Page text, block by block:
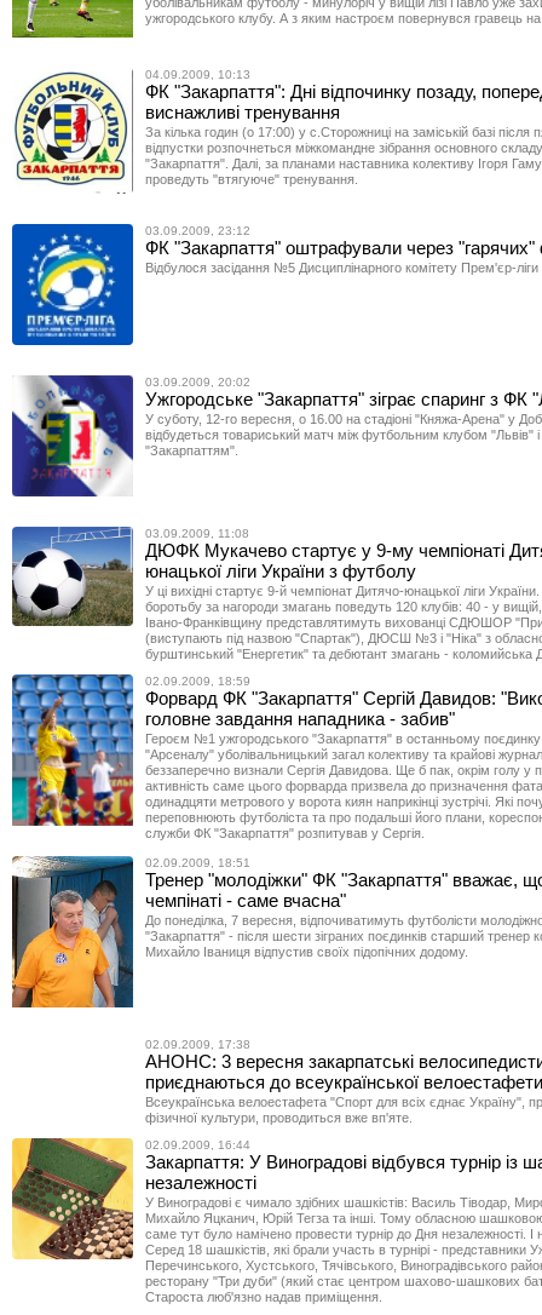
ужгородського клубу. А з яким настроєм повернувся гравець
04.09.2009, 10:13
ФК "Закарпаття": Дні відпочинку позаду,
виснажливі тренування
За кілька годин (о 17:00) у с.Сторожниці на заміській базі після
відпустки розпочнеться міжкомандне зібрання основного
"Закарпаття". Далі, за планами наставника колективу Ігоря
проведуть "втягуюче" тренування.
03.09.2009, 23:12
ФК "Закарпаття" оштрафували через "гарячих"
Відбулося засідання №5 Дисциплінарного комітету Прем'єр-ліги
03.09.2009, 20:02
Ужгородське "Закарпаття" зіграє спаринг з ФК
У суботу, 12-го вересня, о 16.00 на стадіоні "Княжа-Арена" у
відбудеться товариський матч між футбольним клубом "Львів"
"Закарпаттям".
03.09.2009, 11:08
ДЮФК Мукачево стартує у 9-му чемпіонаті
юнацької ліги України з футболу
У ці вихідні стартує 9-й чемпіонат Дитячо-юнацької ліги
боротьбу за нагороди змагань поведуть 120 клубів: 40 - у
Івано-Франківщину представлятимуть вихованці СДЮШОР
(виступають під назвою "Спартак"), ДЮСШ №3 і "Ніка" з
бурштинський "Енергетик" та дебютант змагань -
02.09.2009, 18:59
Форвард ФК "Закарпаття" Сергій Давидов:
головне завдання нападника - забив"
Героєм №1 ужгородського "Закарпаття" в останньому
"Арсеналу" уболівальницький загал колективу та крайові
беззаперечно визнали Сергія Давидова. Ще б пак, окрім голу у
активність саме цього форварда призвела до призначення
одинадцяти метрового у ворота киян наприкінці зустрічі. Які
переповнюють футболіста та про подальші його плани,
служби ФК "Закарпаття" розпитував у Сергія.
02.09.2009, 18:51
Тренер "молодіжки" ФК "Закарпаття" вважає,
чемпінаті - саме вчасна"
До понеділка, 7 вересня, відпочиватимуть футболісти
"Закарпаття" - після шести зіграних поєдинків старший тренер
Михайло Іваниця відпустив своїх підопічних додому.
02.09.2009, 17:38
АНОНС: 3 вересня закарпатські
приєднаються до всеукраїнської велоестафети
Всеукраїнська велоестафета "Спорт для всіх єднає Україну",
фізичної культури, проводиться вже вп'яте.
02.09.2009, 16:44
Закарпаття: У Виноградові відбувся турнір із
незалежності
У Виноградові є чимало здібних шашкістів: Василь Тіводар,
Михайло Яцканич, Юрій Тегза та інші. Тому обласною
саме тут було намічено провести турнір до Дня незалежності.
Серед 18 шашкістів, які брали участь в турнірі - представники
Перечинського, Хустського, Тячівського, Виноградівського
ресторану "Три дуби" (який стає центром шахово-шашкових
Староста люб'язно надав приміщення.